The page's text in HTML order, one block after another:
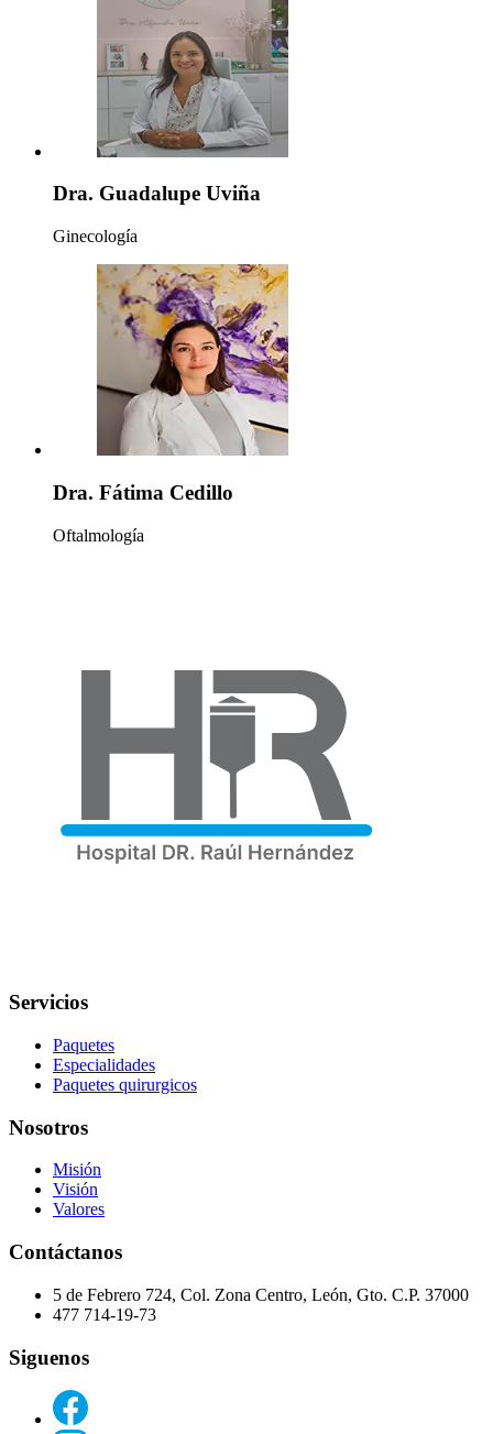
Dra. Guadalupe Uviña
Ginecología
Dra. Fátima Cedillo
Oftalmología
Servicios
Paquetes
Especialidades
Paquetes quirurgicos
Nosotros
Misión
Visión
Valores
Contáctanos
5 de Febrero 724, Col. Zona Centro, León, Gto. C.P. 37000
477 714-19-73
Siguenos